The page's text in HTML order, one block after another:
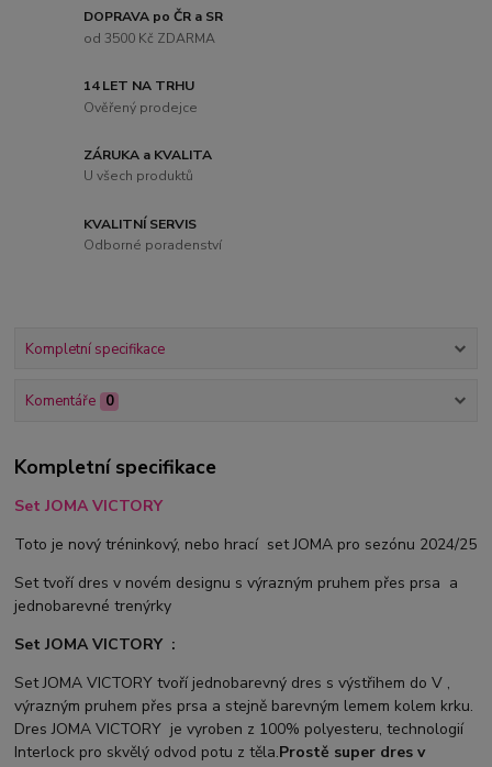
DOPRAVA po ČR a SR
od 3500 Kč ZDARMA
14 LET NA TRHU
Ověřený prodejce
ZÁRUKA a KVALITA
U všech produktů
KVALITNÍ SERVIS
Odborné poradenství
Kompletní specifikace
Komentáře 0
Kompletní specifikace
Set JOMA VICTORY
Toto je nový tréninkový, nebo hrací set JOMA pro sezónu 2024/25
Set tvoří dres v novém designu s výrazným pruhem přes prsa a
jednobarevné trenýrky
Set JOMA VICTORY :
Set JOMA VICTORY tvoří jednobarevný dres s výstřihem do V ,
výrazným pruhem přes prsa a stejně barevným lemem kolem krku.
Dres JOMA VICTORY je vyroben z 100% polyesteru, technologií
Interlock pro skvělý odvod potu z těla.Prostě super dres v